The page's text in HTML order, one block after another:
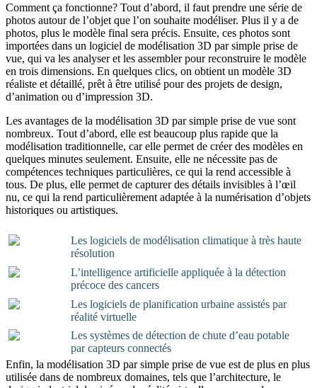
Comment ça fonctionne? Tout d’abord, il faut prendre une série de
photos autour de l’objet que l’on souhaite modéliser. Plus il y a de
photos, plus le modèle final sera précis. Ensuite, ces photos sont
importées dans un logiciel de modélisation 3D par simple prise de
vue, qui va les analyser et les assembler pour reconstruire le modèle
en trois dimensions. En quelques clics, on obtient un modèle 3D
réaliste et détaillé, prêt à être utilisé pour des projets de design,
d’animation ou d’impression 3D.
Les avantages de la modélisation 3D par simple prise de vue sont
nombreux. Tout d’abord, elle est beaucoup plus rapide que la
modélisation traditionnelle, car elle permet de créer des modèles en
quelques minutes seulement. Ensuite, elle ne nécessite pas de
compétences techniques particulières, ce qui la rend accessible à
tous. De plus, elle permet de capturer des détails invisibles à l’œil
nu, ce qui la rend particulièrement adaptée à la numérisation d’objets
historiques ou artistiques.
Les logiciels de modélisation climatique à très haute
résolution
L’intelligence artificielle appliquée à la détection
précoce des cancers
Les logiciels de planification urbaine assistés par
réalité virtuelle
Les systèmes de détection de chute d’eau potable
par capteurs connectés
Enfin, la modélisation 3D par simple prise de vue est de plus en plus
utilisée dans de nombreux domaines, tels que l’architecture, le